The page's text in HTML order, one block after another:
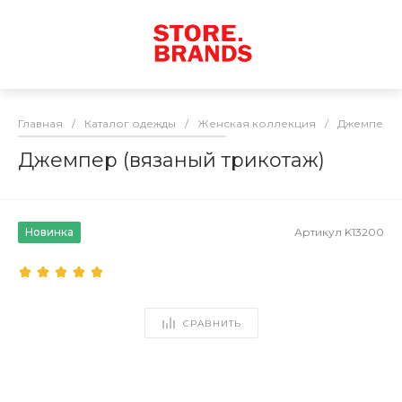
Главная / Каталог одежды / Женская коллекция / Джемперы
Джемпер (вязаный трикотаж)
Новинка Артикул K13200
СРАВНИТЬ